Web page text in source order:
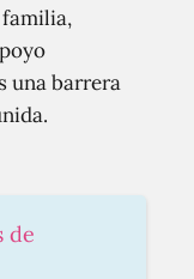
familia,
una barrera
de